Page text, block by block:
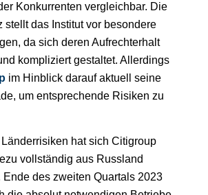
Konkurrenten vergleichbar. Die
stellt das Institut vor besondere
da sich deren Aufrechterhalt
kompliziert gestaltet. Allerdings
im Hinblick darauf aktuell seine
um entsprechende Risiken zu
hat sich Citigroup
vollständig aus Russland
des zweiten Quartals 2023